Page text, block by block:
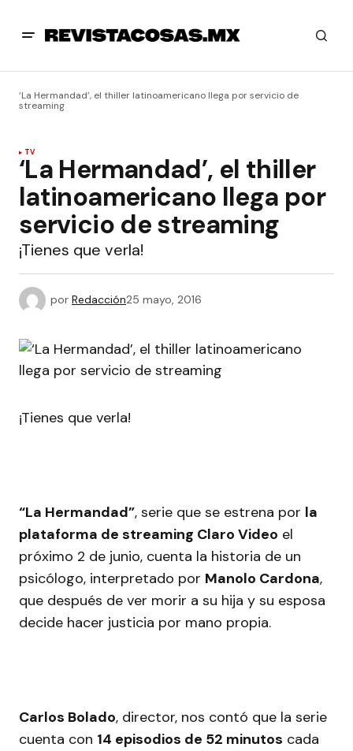
‘La Hermandad’, el thiller latinoamericano llega por servicio de
streaming
TV
‘La Hermandad’, el thiller
latinoamericano llega por
servicio de streaming
¡Tienes que verla!
por Redacción25 mayo, 2016
¡Tienes que verla!
“La Hermandad”, serie que se estrena por la
plataforma de streaming Claro Video el
próximo 2 de junio, cuenta la historia de un
psicólogo, interpretado por Manolo Cardona,
que después de ver morir a su hija y su esposa
decide hacer justicia por mano propia.
Carlos Bolado, director, nos contó que la serie
cuenta con 14 episodios de 52 minutos cada